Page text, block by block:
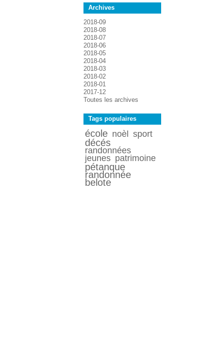
Archives
2018-09
2018-08
2018-07
2018-06
2018-05
2018-04
2018-03
2018-02
2018-01
2017-12
Toutes les archives
Tags populaires
école noèl sport
décés
randonnées
jeunes patrimoine
pétanque
randonnée
belote